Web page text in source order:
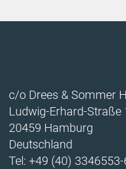
c/o Drees & Sommer
Ludwig-Erhard-Straße
20459 Hamburg
Deutschland
Tel: +49 (40)